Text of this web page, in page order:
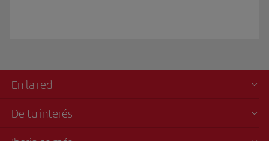
En la red
De tu interés